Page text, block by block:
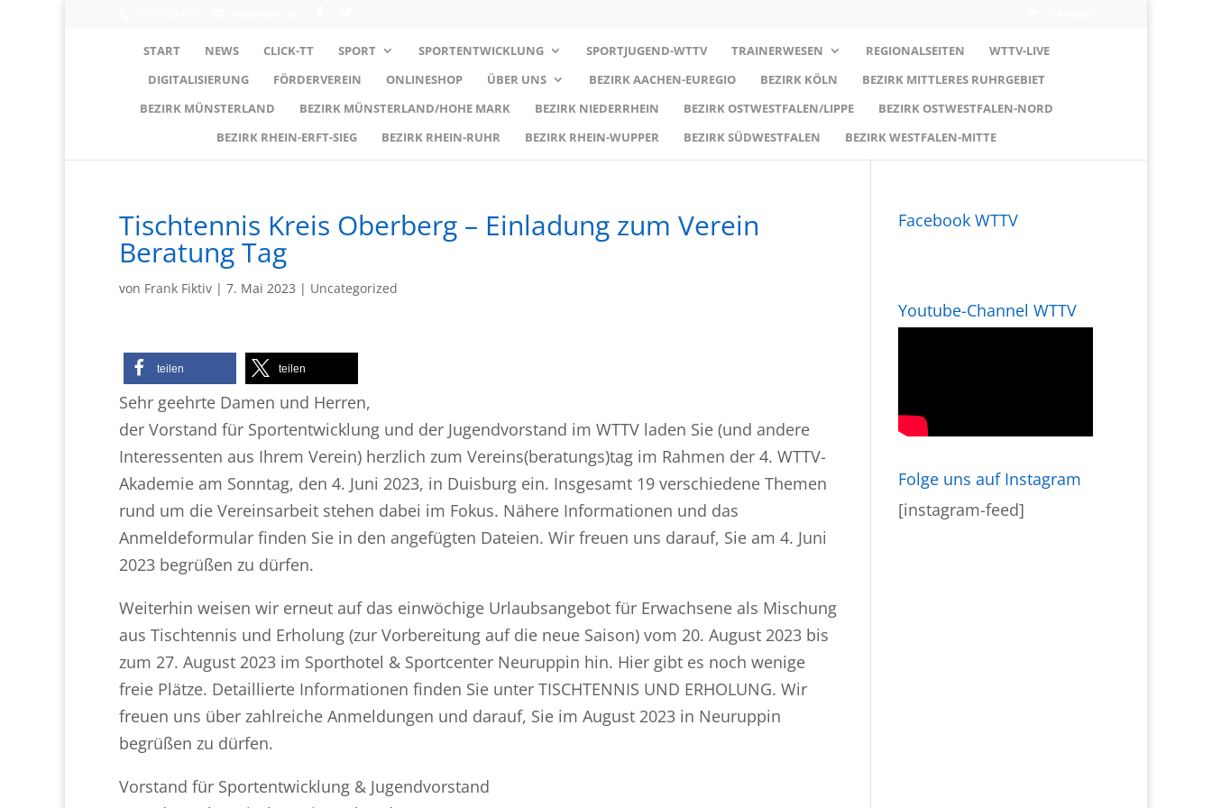
START NEWS CLICK-TT SPORT SPORTENTWICKLUNG SPORTJUGEND-WTTV TRAINERWESEN REGIONALSEITEN
WTTV-LIVE
DIGITALISIERUNG
FÖRDERVEREIN ONLINESHOP ÜBER UNS BEZIRK AACHEN-EUREGIO BEZIRK KÖLN
BEZIRK MITTLERES RUHRGEBIET
BEZIRK MÜNSTERLAND
BEZIRK MÜNSTERLAND/HOHE MARK BEZIRK NIEDERRHEIN BEZIRK OSTWESTFALEN/LIPPE
BEZIRK OSTWESTFALEN-NORD
BEZIRK RHEIN-ERFT-SIEG
BEZIRK RHEIN-RUHR BEZIRK RHEIN-WUPPER BEZIRK SÜDWESTFALEN BEZIRK WESTFALEN-MITTE
Tischtennis Kreis Oberberg – Einladung zum Verein
Beratung Tag
von Frank Fiktiv | 7. Mai 2023 | Uncategorized
teilen teilen
Sehr geehrte Damen und Herren,
der Vorstand für Sportentwicklung und der Jugendvorstand im WTTV laden Sie (und andere
Interessenten aus Ihrem Verein) herzlich zum Vereins(beratungs)tag im Rahmen der 4. WTTV-
Akademie am Sonntag, den 4. Juni 2023, in Duisburg ein. Insgesamt 19 verschiedene Themen
rund um die Vereinsarbeit stehen dabei im Fokus. Nähere Informationen und das
Anmeldeformular finden Sie in den angefügten Dateien. Wir freuen uns darauf, Sie am 4. Juni
2023 begrüßen zu dürfen.
Weiterhin weisen wir erneut auf das einwöchige Urlaubsangebot für Erwachsene als Mischung
aus Tischtennis und Erholung (zur Vorbereitung auf die neue Saison) vom 20. August 2023 bis
zum 27. August 2023 im Sporthotel & Sportcenter Neuruppin hin. Hier gibt es noch wenige
freie Plätze. Detaillierte Informationen finden Sie unter TISCHTENNIS UND ERHOLUNG. Wir
freuen uns über zahlreiche Anmeldungen und darauf, Sie im August 2023 in Neuruppin
begrüßen zu dürfen.
Vorstand für Sportentwicklung & Jugendvorstand
Facebook WTTV
Youtube-Channel WTTV
Folge uns auf Instagram
[instagram-feed]